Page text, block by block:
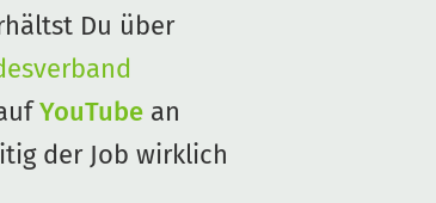
Du über
YouTube an
der Job wirklich